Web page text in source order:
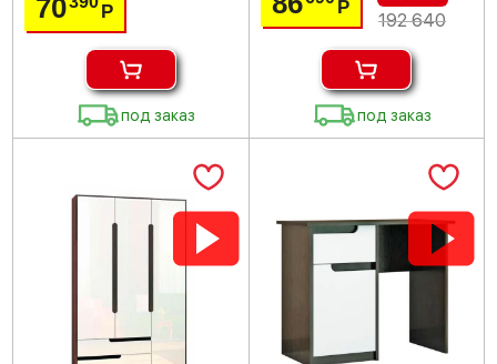
70 Р
под заказ
Р
192 640
под заказ